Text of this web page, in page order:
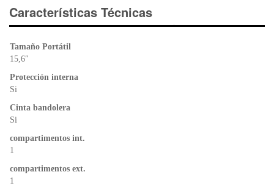
e
b
o
o
k
er s
A
ri
e
Características Técnicas
Tamaño Portátil
15,6″
Protección interna
Si
Cinta bandolera
Si
compartimentos int.
1
compartimentos ext.
1